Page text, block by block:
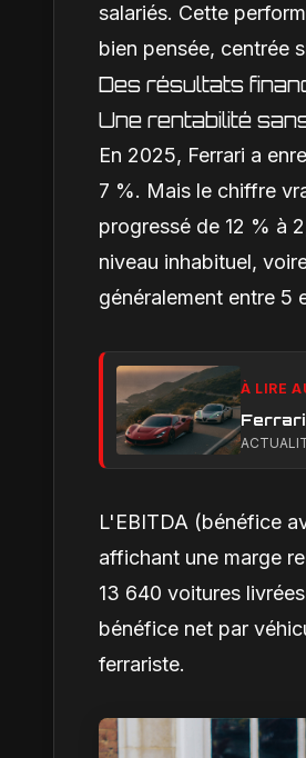
salariés. Cette
bien pensée, centrée
Des résultats
Une rentabilité
En 2025, Ferrari a
7 %. Mais le chiffre
progressé de 12 % à
niveau inhabituel,
généralement entre 5
À LIRE
L'EBITDA (bénéfice
affichant une marge
13 640 voitures
bénéfice net par
ferrariste.